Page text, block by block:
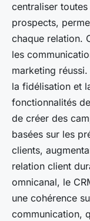
centraliser
prospects,
chaque relation.
les
marketing
la fidélisation et
fonctionnalités
de créer des
basées sur les
clients,
relation client
omnicanal, le
une cohérence
communication,